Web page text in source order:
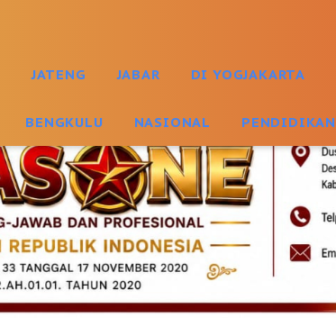
JATENG JABAR DI YOGJAKARTA
BENGKULU NASIONAL PENDIDIKAN